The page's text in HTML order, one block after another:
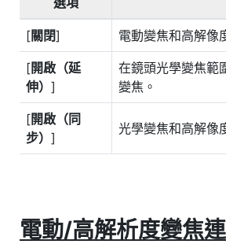
[關閉] 電動變焦和高解像
[開啟（延
伸） ]
在鏡頭光學變焦範
變焦。
[開啟（同
步） ]
光學變焦和高解像
電動/高解析度變焦